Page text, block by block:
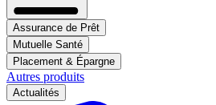
Assurance de Prêt
Mutuelle Santé
Placement & Épargne
Autres produits
Actualités